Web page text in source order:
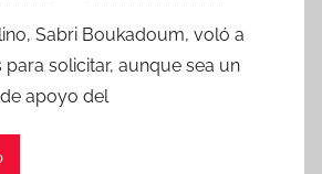
Sabri Boukadoum, voló a
para solicitar, aunque sea un
apoyo del